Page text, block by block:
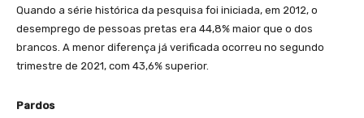
Quando a série histórica da pesquisa foi iniciada, em 2012, o
desemprego de pessoas pretas era 44,8% maior que o dos
brancos. A menor diferença já verificada ocorreu no segundo
trimestre de 2021, com 43,6% superior.
Pardos